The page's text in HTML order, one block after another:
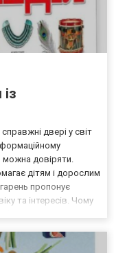
двері у світ
довіряти.
дітям і дорослим
пропонує
та інтересів. Чому